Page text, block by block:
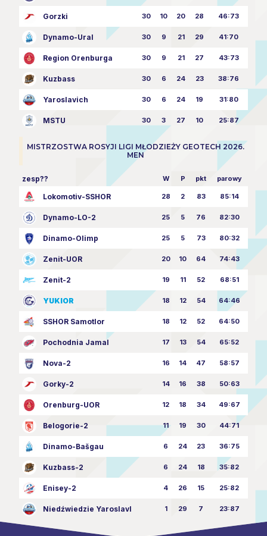
Gorzki 30 10 20 28 46:73
Dynamo-Ural 30 9 21 29 41:70
Region Orenburga 30 9 21 27 43:73
Kuzbass 30 6 24 23 38:76
Yaroslavich 30 6 24 19 31:80
MSTU 30 3 27 10 25:87
MISTRZOSTWA ROSYJI LIGI MŁODZIEŻY GEOTECH 2026.
MEN
zesp?? W P pkt parowy
Lokomotiv-SSHOR 28 2 83 85:14
Dynamo-LO-2 25 5 76 82:30
Dinamo-Olimp 25 5 73 80:32
Zenit-UOR 20 10 64 74:43
Zenit-2 19 11 52 68:51
YUKIOR 18 12 54 64:46
SSHOR Samotlor 18 12 52 64:50
Pochodnia Jamal 17 13 54 65:52
Nova-2 16 14 47 58:57
Gorky-2 14 16 38 50:63
Orenburg-UOR 12 18 34 49:67
Belogorie-2 11 19 30 44:71
Dinamo-Bašgau 6 24 23 36:75
Kuzbass-2 6 24 18 35:82
Enisey-2 4 26 15 25:82
Niedźwiedzie Yaroslavl 1 29 7 23:87